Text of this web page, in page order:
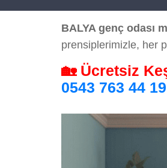
BALYA genç odası
prensiplerimizle, her
🏡 Ücretsiz
0543 763 44 19